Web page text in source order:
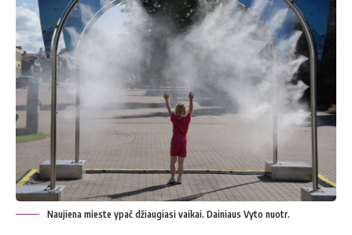
Naujiena mieste ypač džiaugiasi vaikai. Dainiaus Vyto nuotr.